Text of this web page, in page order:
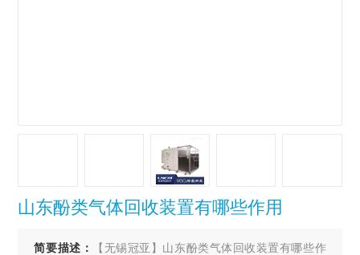
山东酚类气体回收装置有哪些作用
简要描述：
【无锡冠亚】山东酚类气体回收装置有哪些作